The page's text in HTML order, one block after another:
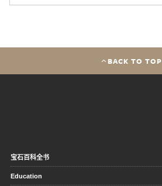
BACK TO TOP
宝石百科全书
Education